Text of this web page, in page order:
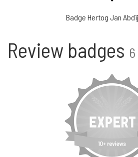
Badge Hertog Jan
Review badges